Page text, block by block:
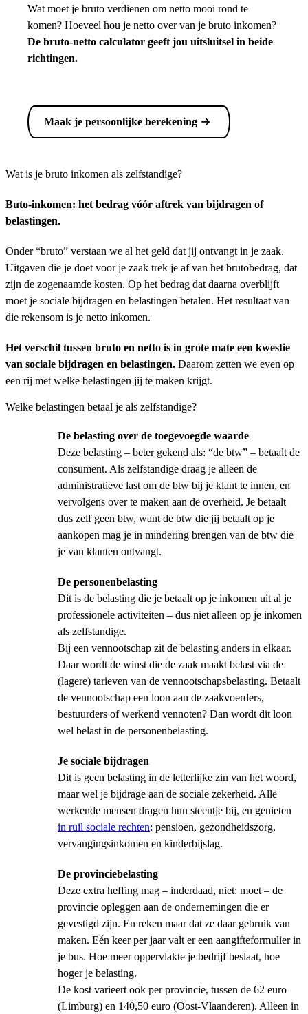
Wat moet je bruto verdienen om netto mooi rond te
komen? Hoeveel hou je netto over van je bruto inkomen?
De bruto-netto calculator geeft jou uitsluitsel in beide
richtingen.
Maak je persoonlijke berekening
Wat is je bruto inkomen als zelfstandige?
Buto-inkomen: het bedrag vóór aftrek van bijdragen of
belastingen.
Onder “bruto” verstaan we al het geld dat jij ontvangt in je zaak.
Uitgaven die je doet voor je zaak trek je af van het brutobedrag, dat
zijn de zogenaamde kosten. Op het bedrag dat daarna overblijft
moet je sociale bijdragen en belastingen betalen. Het resultaat van
die rekensom is je netto inkomen.
Het verschil tussen bruto en netto is in grote mate een kwestie
van sociale bijdragen en belastingen. Daarom zetten we even op
een rij met welke belastingen jij te maken krijgt.
Welke belastingen betaal je als zelfstandige?
De belasting over de toegevoegde waarde
Deze belasting – beter gekend als: “de btw” – betaalt de
consument. Als zelfstandige draag je alleen de
administratieve last om de btw bij je klant te innen, en
vervolgens over te maken aan de overheid. Je betaalt
dus zelf geen btw, want de btw die jij betaalt op je
aankopen mag je in mindering brengen van de btw die
je van klanten ontvangt.
De personenbelasting
Dit is de belasting die je betaalt op je inkomen uit al je
professionele activiteiten – dus niet alleen op je inkomen
als zelfstandige.
Bij een vennootschap zit de belasting anders in elkaar.
Daar wordt de winst die de zaak maakt belast via de
(lagere) tarieven van de vennootschapsbelasting. Betaalt
de vennootschap een loon aan de zaakvoerders,
bestuurders of werkend vennoten? Dan wordt dit loon
wel belast in de personenbelasting.
Je sociale bijdragen
Dit is geen belasting in de letterlijke zin van het woord,
maar wel je bijdrage aan de sociale zekerheid. Alle
werkende mensen dragen hun steentje bij, en genieten
in ruil sociale rechten: pensioen, gezondheidszorg,
vervangingsinkomen en kinderbijslag.
De provinciebelasting
Deze extra heffing mag – inderdaad, niet: moet – de
provincie opleggen aan de ondernemingen die er
gevestigd zijn. En reken maar dat ze daar gebruik van
maken. Eén keer per jaar valt er een aangifteformulier in
je bus. Hoe meer oppervlakte je bedrijf beslaat, hoe
hoger je belasting.
De kost varieert ook per provincie, tussen de 62 euro
(Limburg) en 140,50 euro (Oost-Vlaanderen). Alleen in